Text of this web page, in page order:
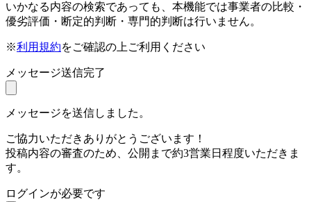
いかなる内容の検索であっても、本機能では事業者の比較・
優劣評価・断定的判断・専門的判断は行いません。
※利用規約をご確認の上ご利用ください
メッセージ送信完了
メッセージを送信しました。
ご協力いただきありがとうございます！
投稿内容の審査のため、公開まで約3営業日程度いただきま
す。
ログインが必要です